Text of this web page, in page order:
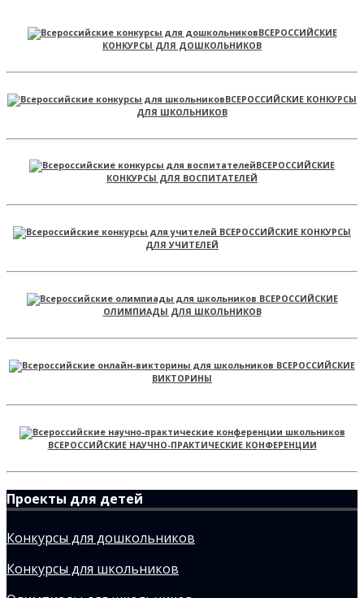
ВСЕРОССИЙСКИЕ
КОНКУРСЫ ДЛЯ ДОШКОЛЬНИКОВ
ВСЕРОССИЙСКИЕ КОНКУРСЫ
ДЛЯ ШКОЛЬНИКОВ
ВСЕРОССИЙСКИЕ
КОНКУРСЫ ДЛЯ ВОСПИТАТЕЛЕЙ
ВСЕРОССИЙСКИЕ КОНКУРСЫ
ДЛЯ УЧИТЕЛЕЙ
ВСЕРОССИЙСКИЕ
ОЛИМПИАДЫ ДЛЯ ШКОЛЬНИКОВ
ВСЕРОССИЙСКИЕ
ВИКТОРИНЫ
ВСЕРОССИЙСКИЕ НАУЧНО-ПРАКТИЧЕСКИЕ КОНФЕРЕНЦИИ
Проекты для детей
Конкурсы для дошкольников
Конкурсы для школьников